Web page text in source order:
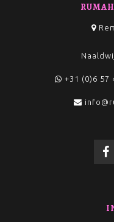
+31 (0)6 57